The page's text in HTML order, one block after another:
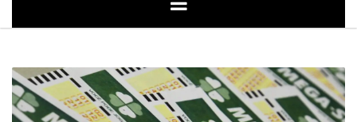
GERAL POLITICA ECONOMIA JUSTIÇA